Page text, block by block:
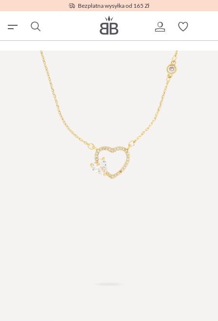
Bezpłatna wysyłka od 165 Zł